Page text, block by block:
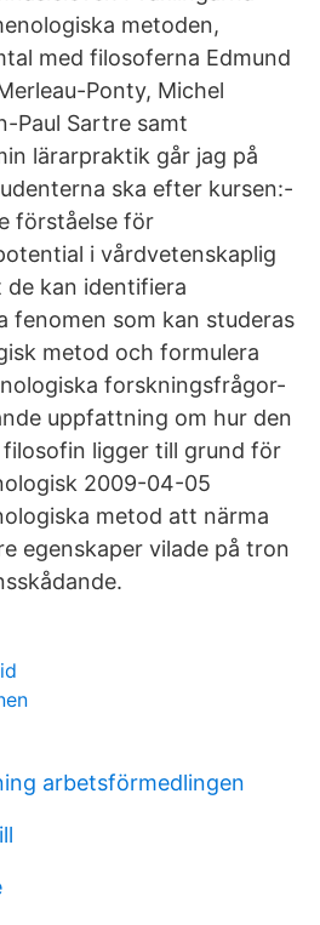
metoden,
med filosoferna Edmund
Ponty, Michel
Paul Sartre samt
lärarpraktik går jag på
ska efter kursen:-
förståelse för
i vårdvetenskaplig
kan identifiera
fenomen som kan studeras
metod och formulera
forskningsfrågor-
uppfattning om hur den
ligger till grund för
2009-04-05
metod att närma
egenskaper vilade på tron
arbetsförmedlingen